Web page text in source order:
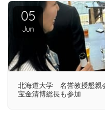
05
Jun
北海道大学 名誉教授懇
宝金清博総長も参加